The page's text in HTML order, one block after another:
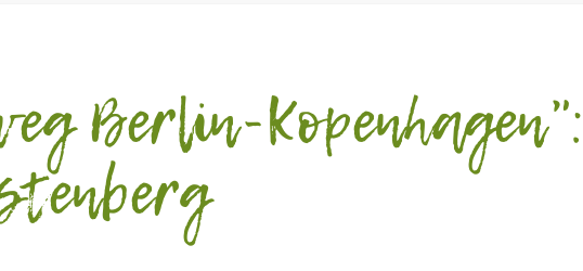
Berlin-Kopenhagen":